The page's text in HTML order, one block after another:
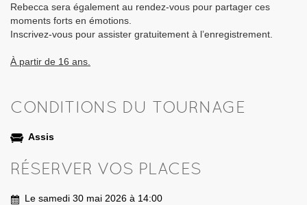
Rebecca sera également au rendez-vous pour partager ces
moments forts en émotions.
Inscrivez-vous pour assister gratuitement à l’enregistrement.
À partir de 16 ans.
CONDITIONS DU TOURNAGE
Assis
RÉSERVER VOS PLACES
Le samedi 30 mai 2026 à 14:00